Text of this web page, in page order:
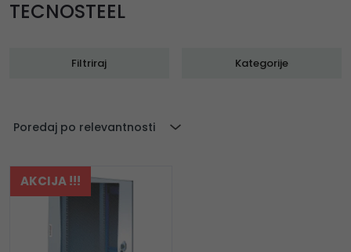
TECNOSTEEL
Filtriraj Kategorije
Poredaj po relevantnosti
AKCIJA !!!